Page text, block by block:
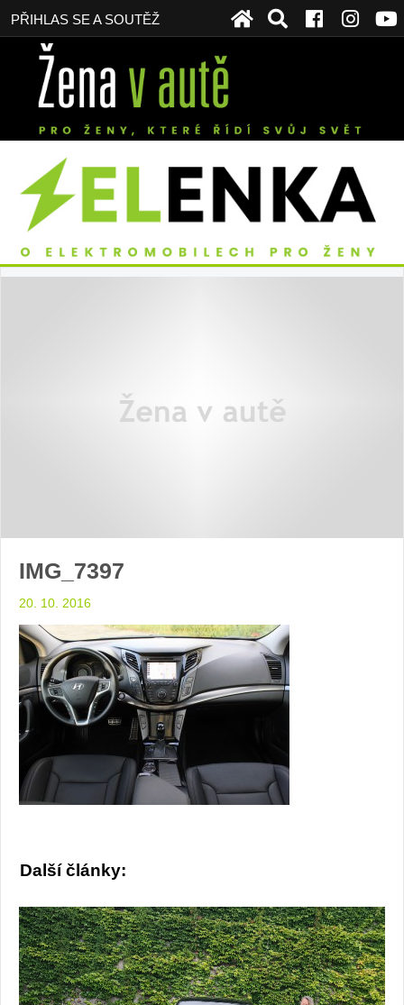
PŘIHLAS SE A SOUTĚŽ
IMG_7397
20. 10. 2016
Další články: